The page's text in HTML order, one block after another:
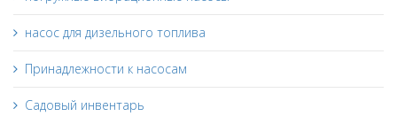
насос для дизельного топлива
Принадлежности к насосам
Садовый инвентарь